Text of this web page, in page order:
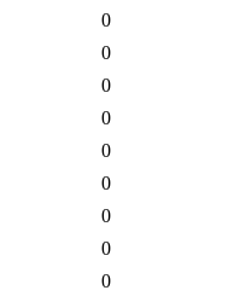
0
0
0
0
0
0
0
0
0